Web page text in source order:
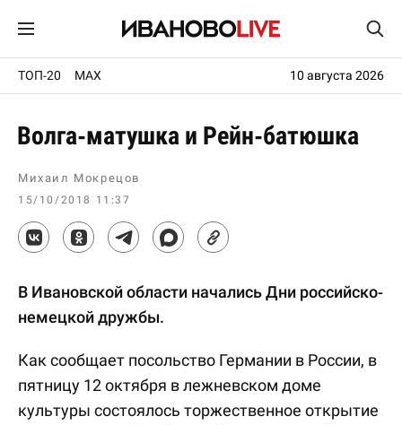
ТОП-20 MAX 10 августа 2026
Волга-матушка и Рейн-батюшка
Михаил Мокрецов
15/10/2018 11:37
В Ивановской области начались Дни российско-
немецкой дружбы.
Как сообщает посольство Германии в России, в
пятницу 12 октября в лежневском доме
культуры состоялось торжественное открытие